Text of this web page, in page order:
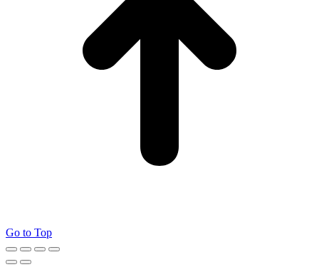
Go to Top